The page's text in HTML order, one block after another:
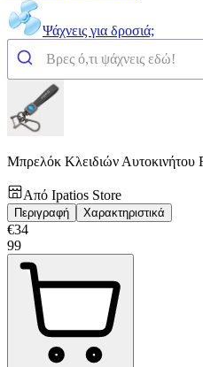
Ψάχνεις για δροσιά;
Μπρελόκ Κλειδιών Αυτοκινήτου
Από Ipatios Store
Περιγραφή Χαρακτηριστικά
€34
99